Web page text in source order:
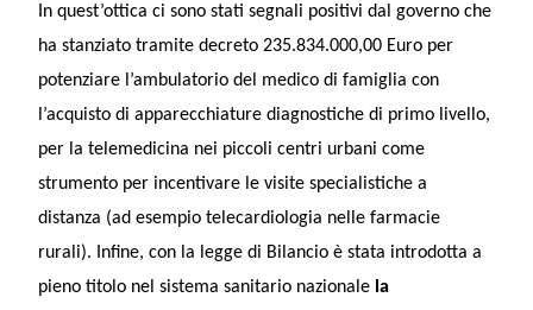
In quest’ottica ci sono stati segnali positivi dal governo che
ha stanziato tramite decreto 235.834.000,00 Euro per
potenziare l’ambulatorio del medico di famiglia con
l’acquisto di apparecchiature diagnostiche di primo livello,
per la telemedicina nei piccoli centri urbani come
strumento per incentivare le visite specialistiche a
distanza (ad esempio telecardiologia nelle farmacie
rurali). Infine, con la legge di Bilancio è stata introdotta a
pieno titolo nel sistema sanitario nazionale la